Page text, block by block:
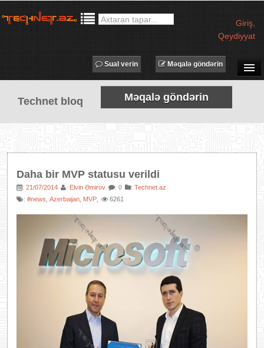
Giriş
Qeydiyyat
SUAL-CAVAB
TECHNET TV
MƏQALƏLƏR
IT LÜĞƏT
XƏBƏRLƏR
Məqalə göndərin
Sual verin
Technet bloq Məqalə göndərin
Daha bir MVP statusu verildi
: 21/07/2014 : Elvin Əmirov : 0 : Technet.az
: #news Azerbaijan MVP 6261